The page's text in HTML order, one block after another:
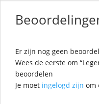
Er zijn nog geen
Wees de eerste om
beoordelen
Je moet ingelogd zijn om